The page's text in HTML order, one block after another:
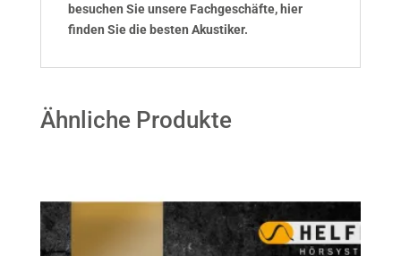
besuchen Sie unsere Fachgeschäfte, hier
finden Sie die besten Akustiker.
Ähnliche Produkte